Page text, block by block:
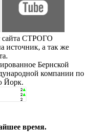
сайта СТРОГО
а так же
Бернской
компании по
Йорк.
время.